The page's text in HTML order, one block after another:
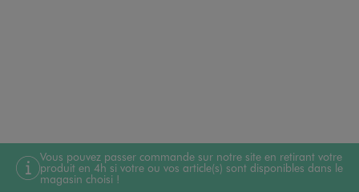
Vous pouvez passer commande sur notre site en retirant votre
produit en 4h si votre ou vos article(s) sont disponibles dans le
magasin choisi !